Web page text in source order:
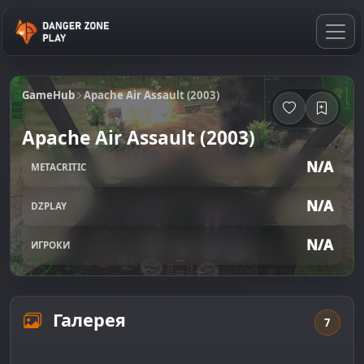
GameHub Apache Air Assault (2003)
Apache Air Assault (2003)
METACRITIC N/A
DZPLAY N/A
ИГРОКИ N/A
Галерея 7